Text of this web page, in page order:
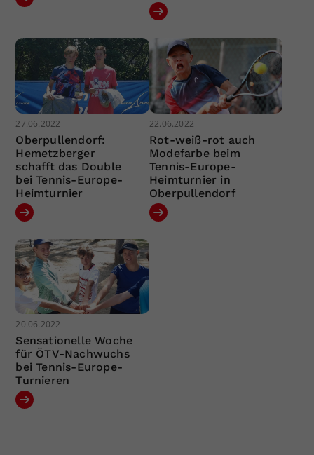
27.06.2022
Oberpullendorf:
Hemetzberger
schafft das Double
bei Tennis-Europe-
Heimturnier
22.06.2022
Rot-weiß-rot auch
Modefarbe beim
Tennis-Europe-
Heimturnier in
Oberpullendorf
20.06.2022
Sensationelle Woche
für ÖTV-Nachwuchs
bei Tennis-Europe-
Turnieren